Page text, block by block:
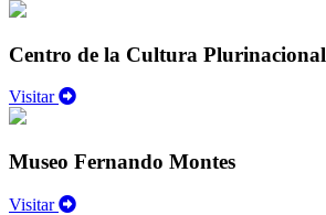
Centro de la Cultura Plurinacional
Visitar
Museo Fernando Montes
Visitar